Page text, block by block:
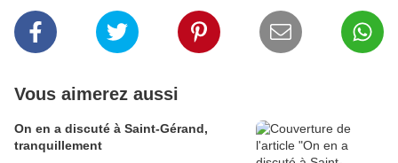
Vous aimerez aussi
On en a discuté à Saint-Gérand,
tranquillement